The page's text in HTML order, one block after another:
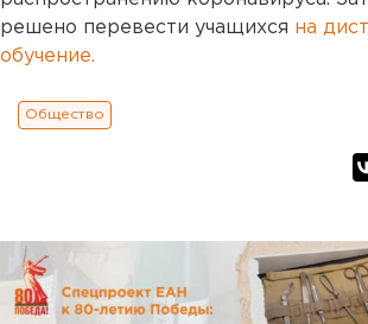
решено перевести учащихся на
обучение.
Общество